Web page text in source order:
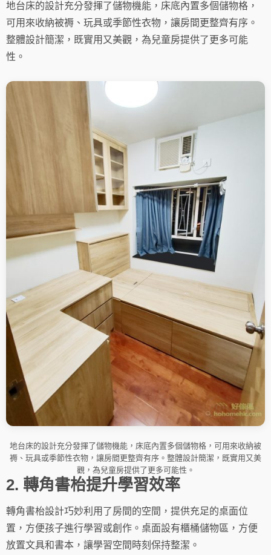
地台床的設計充分發揮了儲物機能，床底內置多個儲物格，
可用來收納被褥、玩具或季節性衣物，讓房間更整齊有序。
整體設計簡潔，既實用又美觀，為兒童房提供了更多可能
性。
地台床的設計充分發揮了儲物機能，床底內置多個儲物格，可用來收納被
褥、玩具或季節性衣物，讓房間更整齊有序。整體設計簡潔，既實用又美
觀，為兒童房提供了更多可能性。
2. 轉角書枱提升學習效率
轉角書枱設計巧妙利用了房間的空間，提供充足的桌面位
置，方便孩子進行學習或創作。桌面設有櫃桶儲物區，方便
放置文具和書本，讓學習空間時刻保持整潔。